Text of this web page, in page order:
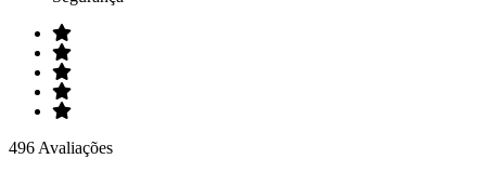
496 Avaliações